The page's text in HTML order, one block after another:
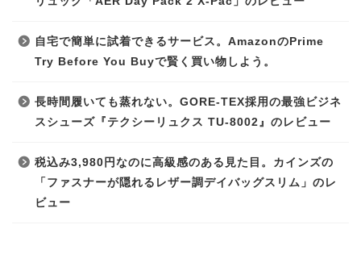
自宅で簡単に試着できるサービス。AmazonのPrime
Try Before You Buyで賢く買い物しよう。
長時間履いても蒸れない。GORE-TEX採用の最強ビジネ
スシューズ『テクシーリュクス TU-8002』のレビュー
税込み3,980円なのに高級感のある見た目。カインズの
「ファスナーが隠れるレザー調デイバッグスリム」のレ
ビュー